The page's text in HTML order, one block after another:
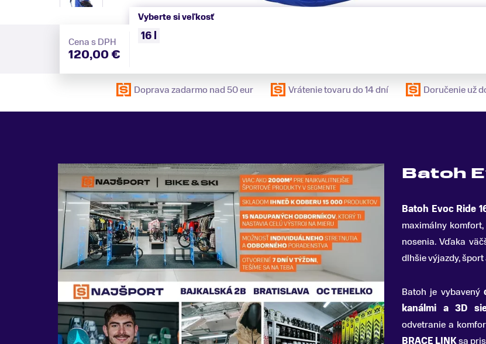
Cena s DPH
120,00 €
Vyberte si veľkosť
16 l
Doprava zadarmo nad 50 eur Vrátenie tovaru do 14 dní Doručenie už
Batoh
Batoh Evoc Ride
maximálny
nosenia. Vďaka
dlhšie výjazdy,
Batoh je vybavený
kanálmi a 3D
odvetranie a
BRACE LINKsa